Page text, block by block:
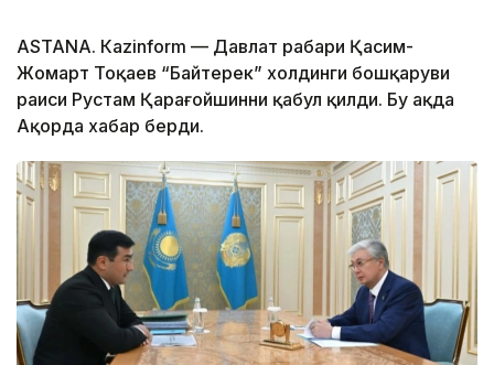
ASTANА. Каzinform — Давлат раҳбари Қасим-
Жомарт Тоқаев “Байтерек” холдинги бошқаруви
раиси Рустам Қарағойшинни қабул қилди. Бу ҳақда
Ақорда хабар берди.